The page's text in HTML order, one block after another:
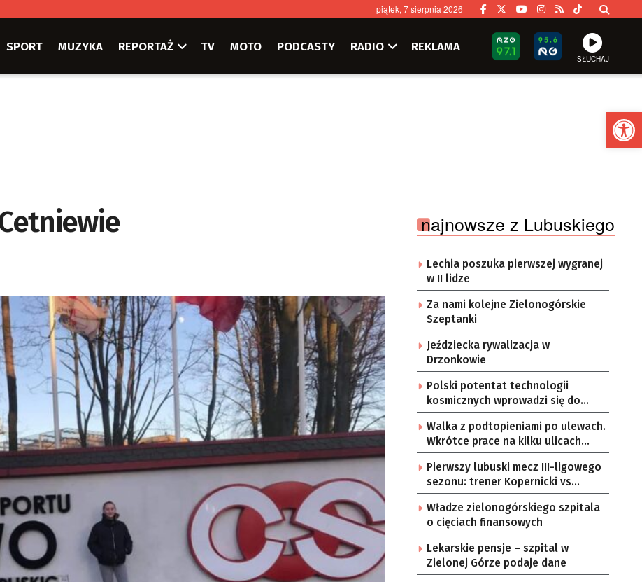
piątek, 7 sierpnia 2026
SPORT MUZYKA REPORTAŻ TV MOTO PODCASTY RADIO REKLAMA
SŁUCHAJ
najnowsze z Lubuskiego
Lechia poszuka pierwszej wygranej
w II lidze
Za nami kolejne Zielonogórskie
Szeptanki
Jeździecka rywalizacja w
Drzonkowie
Polski potentat technologii
kosmicznych wprowadzi się do
Zielonej Góry
Walka z podtopieniami po ulewach.
Wkrótce prace na kilku ulicach
Gorzowa
Pierwszy lubuski mecz III-ligowego
sezonu: trener Kopernicki vs
starzy znajomi
Władze zielonogórskiego szpitala
o cięciach finansowych
Lekarskie pensje – szpital w
Zielonej Górze podaje dane